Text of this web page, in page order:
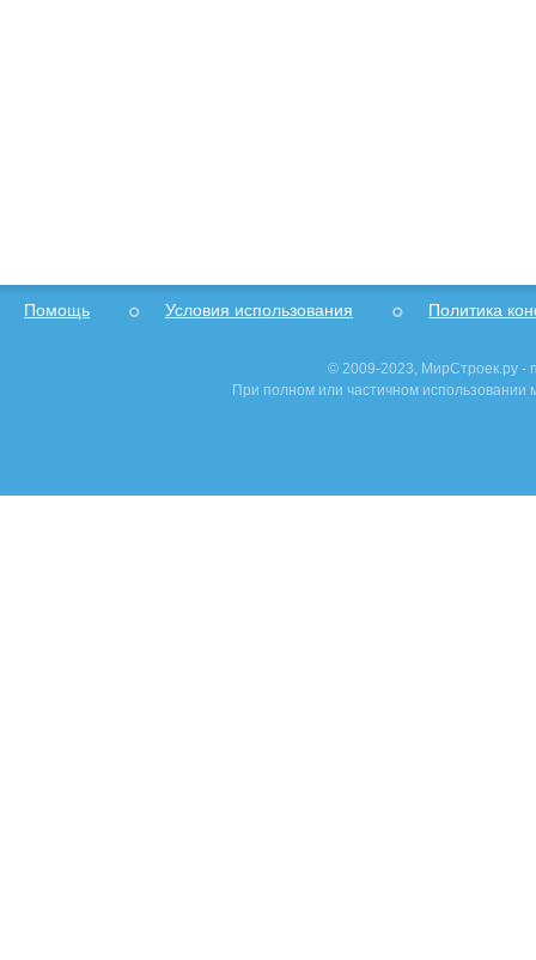
Помощь Условия использования Политика
© 2009-2023, МирСтроек.ру -
При полном или частичном использовании